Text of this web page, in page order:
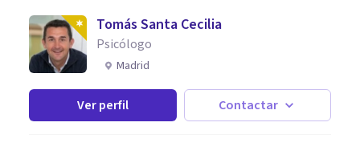
Tomás Santa Cecilia
Psicólogo
Madrid
Ver perfil Contactar